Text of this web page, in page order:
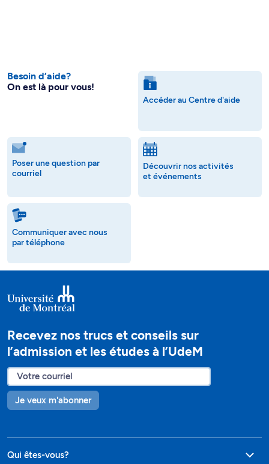
Besoin d’aide?
On est là pour vous!
Accéder au Centre d'aide
Poser une question par
courriel
Découvrir nos activités
et événements
Communiquer avec nous
par téléphone
Recevez nos trucs et conseils sur
l’admission et les études à l’UdeM
Je veux m'abonner
Qui êtes-vous?